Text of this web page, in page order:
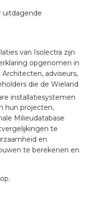
van Isolectra zijn
opgenomen in
adviseurs,
die de Wieland
installatiesystemen
hun projecten,
Milieudatabase
te
en
te berekenen en